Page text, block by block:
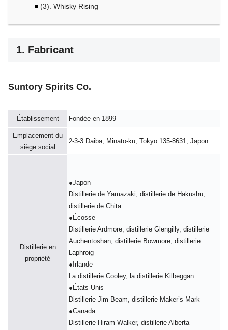
(3). Whisky Rising
1. Fabricant
Suntory Spirits Co.
Établissement Fondée en 1899
Emplacement du
siège social
2-3-3 Daiba, Minato-ku, Tokyo 135-8631, Japon
Distillerie en
propriété
●Japon
Distillerie de Yamazaki, distillerie de Hakushu,
distillerie de Chita
●Écosse
Distillerie Ardmore, distillerie Glengilly, distillerie
Auchentoshan, distillerie Bowmore, distillerie
Laphroig
●Irlande
La distillerie Cooley, la distillerie Kilbeggan
●États-Unis
Distillerie Jim Beam, distillerie Maker’s Mark
●Canada
Distillerie Hiram Walker, distillerie Alberta